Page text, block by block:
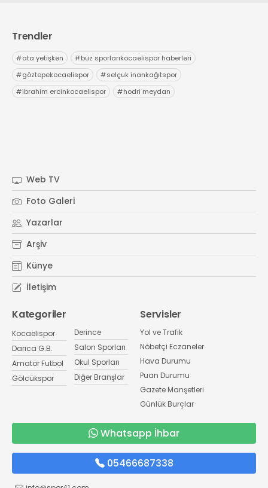
Trendler
#ata yetişken #buz sporlarıkocaelispor haberleri
#göztepekocaelispor #selçuk inankağıtspor
#ibrahim ercinkocaelispor #hodri meydan
Web TV
Foto Galeri
Yazarlar
Arşiv
Künye
İletişim
Kategoriler
Kocaelispor
Darıca G.B.
Amatör Futbol
Gölcükspor
Derince
Salon Sporları
Okul Sporları
Diğer Branşlar
Servisler
Yol ve Trafik
Nöbetçi Eczaneler
Hava Durumu
Puan Durumu
Gazete Manşetleri
Günlük Burçlar
Whatsapp İhbar
05466687338